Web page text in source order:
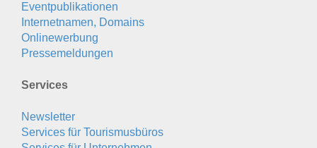
Eventpublikationen
Internetnamen, Domains
Onlinewerbung
Pressemeldungen
Services
Newsletter
Services für Tourismusbüros